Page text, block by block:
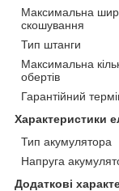
Максимальна
скошування
Тип штанги
Максимальна
обертів
Гарантійний
Характеристики
Тип акумулятора
Напруга
Додаткові